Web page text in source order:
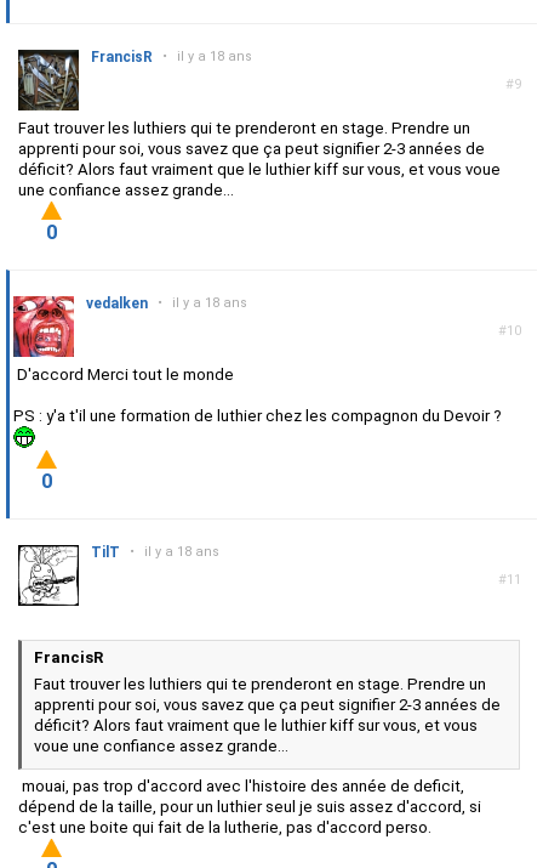
#9
FrancisR • il y a 18 ans
Faut trouver les luthiers qui te prenderont en stage. Prendre un
apprenti pour soi, vous savez que ça peut signifier 2-3 années de
déficit? Alors faut vraiment que le luthier kiff sur vous, et vous voue
une confiance assez grande...
0
#10
vedalken • il y a 18 ans
D'accord Merci tout le monde
PS : y'a t'il une formation de luthier chez les compagnon du Devoir ?
0
#11
TilT • il y a 18 ans
FrancisR
Faut trouver les luthiers qui te prenderont en stage. Prendre un
apprenti pour soi, vous savez que ça peut signifier 2-3 années de
déficit? Alors faut vraiment que le luthier kiff sur vous, et vous
voue une confiance assez grande...
mouai, pas trop d'accord avec l'histoire des année de deficit,
dépend de la taille, pour un luthier seul je suis assez d'accord, si
c'est une boite qui fait de la lutherie, pas d'accord perso.